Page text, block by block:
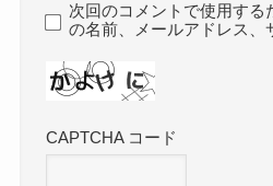
次回のコメントで使用する
の名前、メールアドレス、
CAPTCHA コード